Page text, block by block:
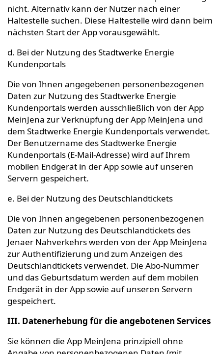
nicht. Alternativ kann der Nutzer nach einer
Haltestelle suchen. Diese Haltestelle wird dann beim
nächsten Start der App vorausgewählt.
d. Bei der Nutzung des Stadtwerke Energie
Kundenportals
Die von Ihnen angegebenen personenbezogenen
Daten zur Nutzung des Stadtwerke Energie
Kundenportals werden ausschließlich von der App
MeinJena zur Verknüpfung der App MeinJena und
dem Stadtwerke Energie Kundenportals verwendet.
Der Benutzername des Stadtwerke Energie
Kundenportals (E-Mail-Adresse) wird auf Ihrem
mobilen Endgerät in der App sowie auf unseren
Servern gespeichert.
e. Bei der Nutzung des Deutschlandtickets
Die von Ihnen angegebenen personenbezogenen
Daten zur Nutzung des Deutschlandtickets des
Jenaer Nahverkehrs werden von der App MeinJena
zur Authentifizierung und zum Anzeigen des
Deutschlandtickets verwendet. Die Abo-Nummer
und das Geburtsdatum werden auf dem mobilen
Endgerät in der App sowie auf unseren Servern
gespeichert.
III. Datenerhebung für die angebotenen Services
Sie können die App MeinJena prinzipiell ohne